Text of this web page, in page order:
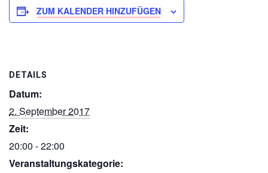
ZUM KALENDER HINZUFÜGEN
DETAILS
Datum:
2. September 2017
Zeit:
20:00 - 22:00
Veranstaltungskategorie: